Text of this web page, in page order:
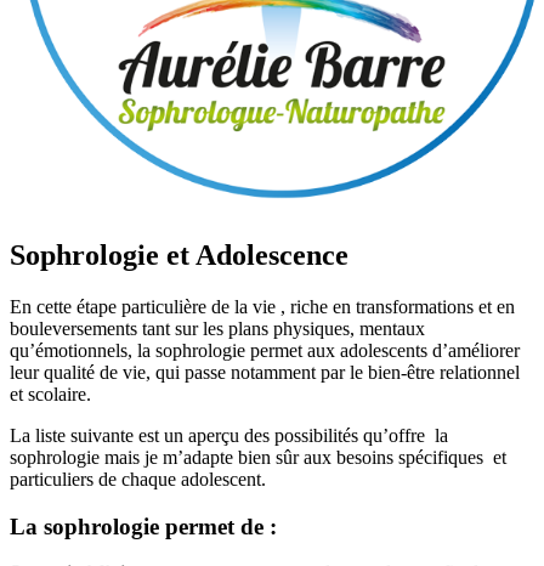
Sophrologie et Adolescence
En cette étape particulière de la vie , riche en transformations et en
bouleversements tant sur les plans physiques, mentaux
qu’émotionnels, la sophrologie permet aux adolescents d’améliorer
leur qualité de vie, qui passe notamment par le bien-être relationnel
et scolaire.
La liste suivante est un aperçu des possibilités qu’offre la
sophrologie mais je m’adapte bien sûr aux besoins spécifiques et
particuliers de chaque adolescent.
La sophrologie permet de :